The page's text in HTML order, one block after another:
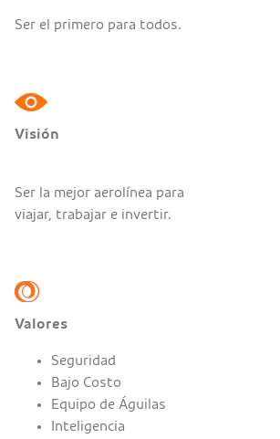
Ser el primero para todos.
Visión
Ser la mejor aerolínea para
viajar, trabajar e invertir.
Valores
Seguridad
Bajo Costo
Equipo de Águilas
Inteligencia